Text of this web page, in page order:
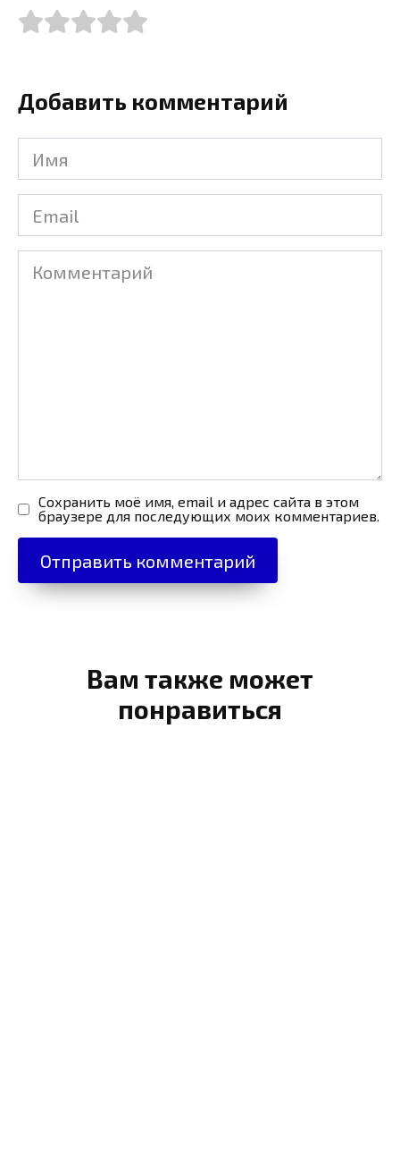
Добавить комментарий
Имя
Email
Комментарий
Сохранить моё имя, email и адрес сайта в этом
браузере для последующих моих комментариев.
Вам также может
понравиться